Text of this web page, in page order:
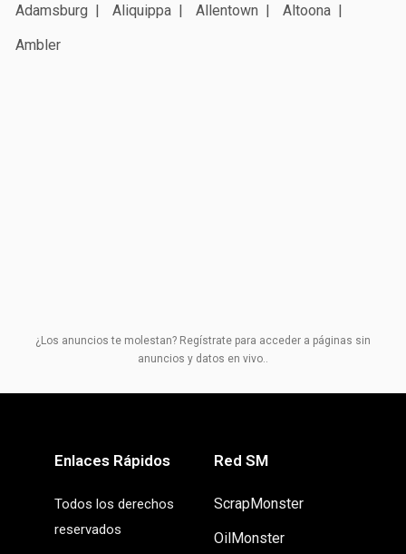
Adamsburg
Aliquippa Allentown
Altoona
Ambler
¿Los anuncios te molestan? Regístrate para acceder a páginas sin
anuncios y datos en vivo..
Enlaces Rápidos
Todos los derechos
reservados
Red SM
ScrapMonster
OilMonster